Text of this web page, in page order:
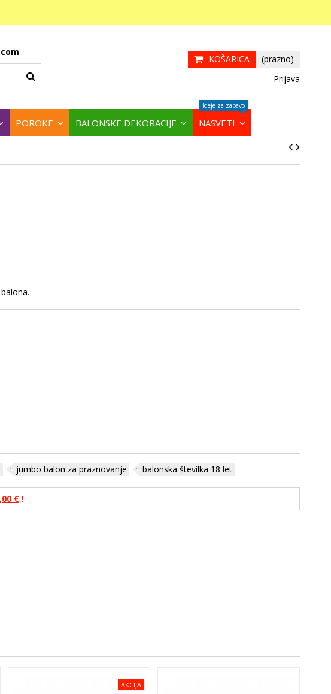
KOŠARICA
(prazno)
Prijava
POROKE BALONSKE DEKORACIJE NASVETI
Ideje za zabavo
jumbo balon za praznovanje balonska številka 18 let
€!
AKCIJA